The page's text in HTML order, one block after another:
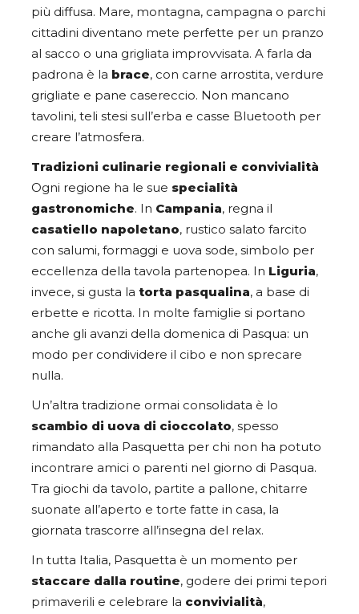
più diffusa. Mare, montagna, campagna o parchi
cittadini diventano mete perfette per un pranzo
al sacco o una grigliata improvvisata. A farla da
padrona è la brace, con carne arrostita, verdure
grigliate e pane casereccio. Non mancano
tavolini, teli stesi sull’erba e casse Bluetooth per
creare l’atmosfera.
Tradizioni culinarie regionali e convivialità
Ogni regione ha le sue specialità
gastronomiche. In Campania, regna il
casatiello napoletano, rustico salato farcito
con salumi, formaggi e uova sode, simbolo per
eccellenza della tavola partenopea. In Liguria,
invece, si gusta la torta pasqualina, a base di
erbette e ricotta. In molte famiglie si portano
anche gli avanzi della domenica di Pasqua: un
modo per condividere il cibo e non sprecare
nulla.
Un’altra tradizione ormai consolidata è lo
scambio di uova di cioccolato, spesso
rimandato alla Pasquetta per chi non ha potuto
incontrare amici o parenti nel giorno di Pasqua.
Tra giochi da tavolo, partite a pallone, chitarre
suonate all’aperto e torte fatte in casa, la
giornata trascorre all’insegna del relax.
In tutta Italia, Pasquetta è un momento per
staccare dalla routine, godere dei primi tepori
primaverili e celebrare la convivialità,